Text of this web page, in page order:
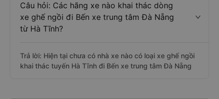
Câu hỏi: Các hãng xe nào khai thác dòng
xe ghế ngồi đi Bến xe trung tâm Đà Nẵng
từ Hà Tĩnh?
Trả lời: Hiện tại chưa có nhà xe nào có loại xe ghế ngồi
khai thác tuyến Hà Tĩnh đi Bến xe trung tâm Đà Nẵng